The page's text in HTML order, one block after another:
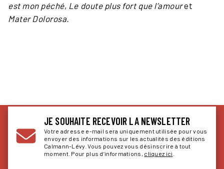
est mon péché, Le doute plus fort que l’amouret
Mater Dolorosa.
JE SOUHAITE RECEVOIR LA NEWSLETTER
Votre adresse e-mail sera uniquement utilisée pour vous
envoyer des informations sur les actualités des éditions
Calmann-Lévy. Vous pouvez vous désinscrire à tout
moment. Pour plus d’informations, cliquez ici